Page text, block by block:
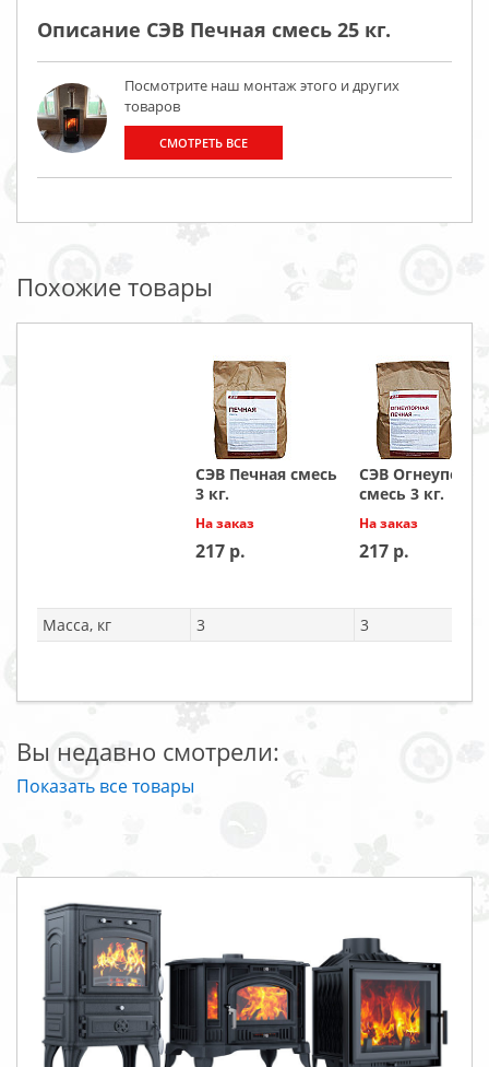
Описание СЭВ Печная смесь 25 кг.
Посмотрите наш монтаж этого и других
товаров
СМОТРЕТЬ ВСЕ
Похожие товары
СЭВ Печная смесь
3 кг.
На заказ
217
СЭВ
смесь 3 кг.
На заказ
217
Масса, кг 3 3
Вы недавно смотрели:
Показать все товары